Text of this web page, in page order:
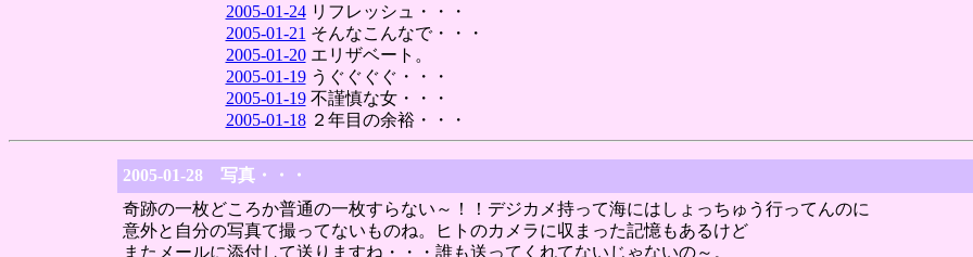
2005-01-24リフレッシュ・・・
2005-01-21 そんなこんなで・・・
2005-01-20エリザベート。
2005-01-19うぐぐぐぐ・・・
2005-01-19不謹慎な女・・・
2005-01-18２年目の余裕・・・
2005-01-28 写真・・・
奇跡の一枚どころか普通の一枚すらない～！！デジカメ持って海にはしょっちゅう行ってんのに
意外と自分の写真て撮ってないものね。ヒトのカメラに収まった記憶もあるけど
またメールに添付して送りますね・・・誰も送ってくれてないじゃないの～。